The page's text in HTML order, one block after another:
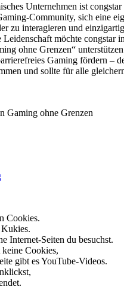
Unternehmen ist congstar
Community, sich eine
zu interagieren und
Leidenschaft möchte congstar
ohne Grenzen“
Gaming fördern –
und sollte für alle
Cookies.
Kukies.
Internet-Seiten du besuchst.
keine Cookies,
gibt es YouTube-Videos.